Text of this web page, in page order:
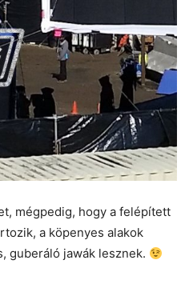
mégpedig, hogy a felépített
a köpenyes alakok
guberáló jawák lesznek.